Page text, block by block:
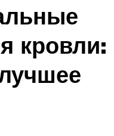
кровли: